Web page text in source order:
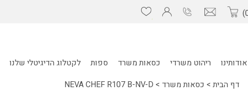
אודותינו ריהוט משרדי כסאות משרד ספות לקטלוג הדיגיטלי שלנו
דף הבית > כסאות משרד >
NEVA CHEF R107 B-NV-D